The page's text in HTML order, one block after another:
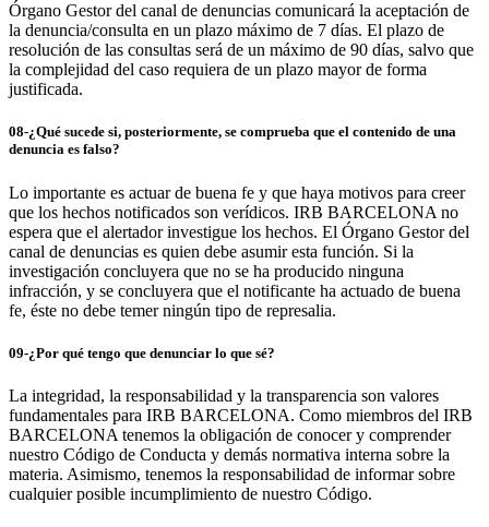
Órgano Gestor del canal de denuncias comunicará la aceptación de
la denuncia/consulta en un plazo máximo de 7 días. El plazo de
resolución de las consultas será de un máximo de 90 días, salvo que
la complejidad del caso requiera de un plazo mayor de forma
justificada.
08-¿Qué sucede si, posteriormente, se comprueba que el contenido de una
denuncia es falso?
Lo importante es actuar de buena fe y que haya motivos para creer
que los hechos notificados son verídicos. IRB BARCELONA no
espera que el alertador investigue los hechos. El Órgano Gestor del
canal de denuncias es quien debe asumir esta función. Si la
investigación concluyera que no se ha producido ninguna
infracción, y se concluyera que el notificante ha actuado de buena
fe, éste no debe temer ningún tipo de represalia.
09-¿Por qué tengo que denunciar lo que sé?
La integridad, la responsabilidad y la transparencia son valores
fundamentales para IRB BARCELONA. Como miembros del IRB
BARCELONA tenemos la obligación de conocer y comprender
nuestro Código de Conducta y demás normativa interna sobre la
materia. Asimismo, tenemos la responsabilidad de informar sobre
cualquier posible incumplimiento de nuestro Código.